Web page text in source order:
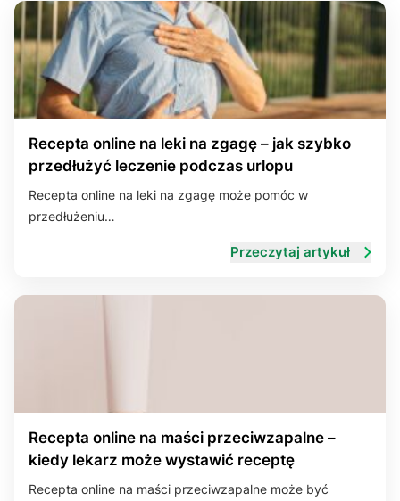
Recepta online na leki na zgagę – jak szybko
przedłużyć leczenie podczas urlopu
Recepta online na leki na zgagę może pomóc w
przedłużeniu…
Przeczytaj artykuł
Recepta online na maści przeciwzapalne –
kiedy lekarz może wystawić receptę
Recepta online na maści przeciwzapalne może być